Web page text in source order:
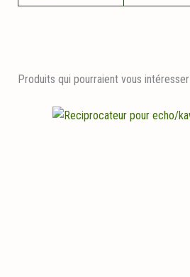
Produits qui pourraient vous intéresser